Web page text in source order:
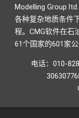
Modelling Group
各种复杂地质条件
程。CMG软件在石
61个国家的601家
电话：010-